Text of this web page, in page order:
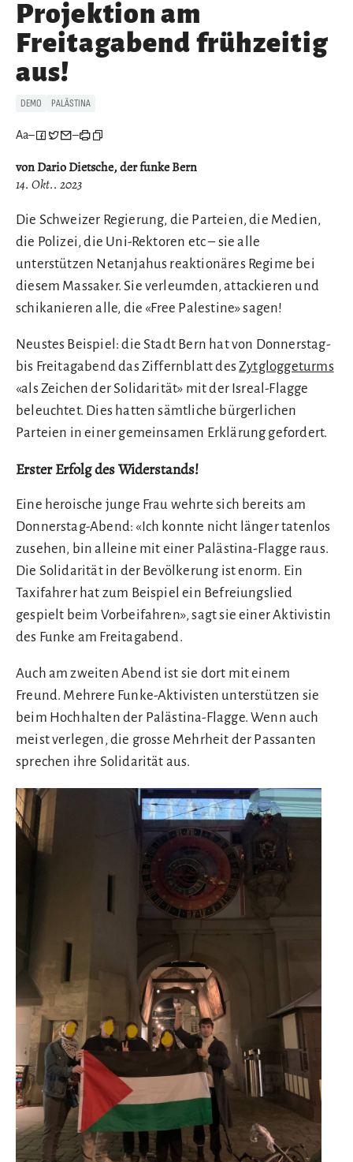
Projektion am
Freitagabend frühzeitig
aus!
DEMO PALÄSTINA
Aa– –
von Dario Dietsche, der funke Bern
14. Okt.. 2023
Die Schweizer Regierung, die Parteien, die Medien,
die Polizei, die Uni-Rektoren etc – sie alle
unterstützen Netanjahus reaktionäres Regime bei
diesem Massaker. Sie verleumden, attackieren und
schikanieren alle, die «Free Palestine» sagen!
Neustes Beispiel: die Stadt Bern hat von Donnerstag-
bis Freitagabend das Ziffernblatt desZytgloggeturms
«als Zeichen der Solidarität» mit der Isreal-Flagge
beleuchtet. Dies hatten sämtliche bürgerlichen
Parteien in einer gemeinsamen Erklärung gefordert.
Erster Erfolg des Widerstands!
Eine heroische junge Frau wehrte sich bereits am
Donnerstag-Abend: «Ich konnte nicht länger tatenlos
zusehen, bin alleine mit einer Palästina-Flagge raus.
Die Solidarität in der Bevölkerung ist enorm. Ein
Taxifahrer hat zum Beispiel ein Befreiungslied
gespielt beim Vorbeifahren», sagt sie einer Aktivistin
des Funke am Freitagabend.
Auch am zweiten Abend ist sie dort mit einem
Freund. Mehrere Funke-Aktivisten unterstützen sie
beim Hochhalten der Palästina-Flagge. Wenn auch
meist verlegen, die grosse Mehrheit der Passanten
sprechen ihre Solidarität aus.